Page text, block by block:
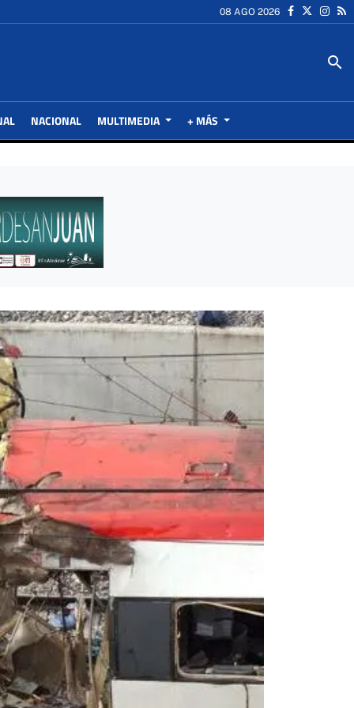
08 AGO 2026
search
NACIONAL MULTIMEDIA + MÁS